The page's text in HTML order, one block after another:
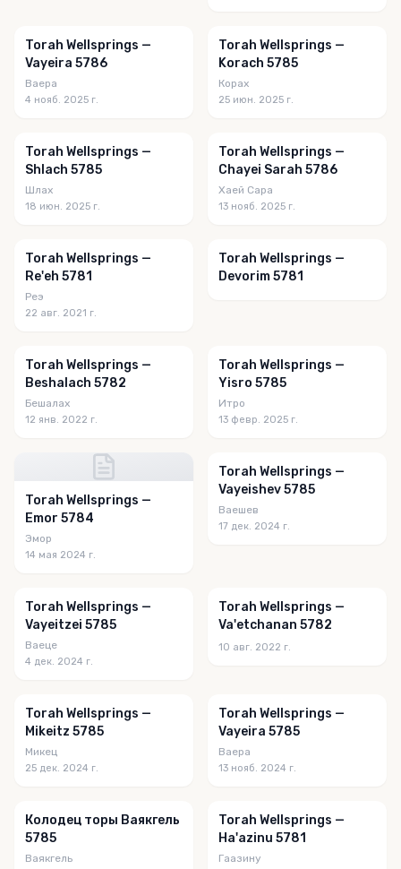
Torah Wellsprings —
Vayeira 5786
Ваера
4 нояб. 2025 г.
Torah Wellsprings —
Korach 5785
Корах
25 июн. 2025 г.
Torah Wellsprings —
Shlach 5785
Шлах
18 июн. 2025 г.
Torah Wellsprings —
Chayei Sarah 5786
Хаей Сара
13 нояб. 2025 г.
Torah Wellsprings —
Re'eh 5781
Реэ
22 авг. 2021 г.
Torah Wellsprings —
Devorim 5781
Torah Wellsprings —
Beshalach 5782
Бешалах
12 янв. 2022 г.
Torah Wellsprings —
Yisro 5785
Итро
13 февр. 2025 г.
Torah Wellsprings —
Emor 5784
Эмор
14 мая 2024 г.
Torah Wellsprings —
Vayeishev 5785
Ваешев
17 дек. 2024 г.
Torah Wellsprings —
Vayeitzei 5785
Ваеце
4 дек. 2024 г.
Torah Wellsprings —
Va'etchanan 5782
10 авг. 2022 г.
Torah Wellsprings —
Mikeitz 5785
Микец
25 дек. 2024 г.
Torah Wellsprings —
Vayeira 5785
Ваера
13 нояб. 2024 г.
Колодец торы Ваякгель
5785
Ваякгель
Torah Wellsprings —
Ha'azinu 5781
Гаазину